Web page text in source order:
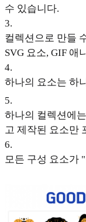
수 있습니다.
3.
컬렉션으로 만들
SVG 요소, GIF 애
4.
하나의 요소는 하
5.
하나의 컬렉션에
고 제작된 요소만
6.
모든 구성 요소가